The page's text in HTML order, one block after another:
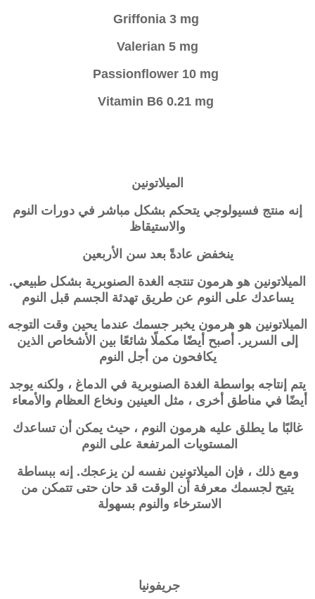
Valerian 5 mg
الميلاتونين
إنه منتج فسيولوجي يتحكم بشكل مباشر في دورات النوم
والاستيقاظ
ينخفض ​​عادةً بعد سن الأربعين
الميلاتونين هو هرمون تنتجه الغدة الصنوبرية بشكل طبيعي.
يساعدك على النوم عن طريق تهدئة الجسم قبل النوم
الميلاتونين هو هرمون يخبر جسمك عندما يحين وقت التوجه
إلى السرير. أصبح أيضًا مكملًا شائعًا بين الأشخاص الذين
يكافحون من أجل النوم
يتم إنتاجه بواسطة الغدة الصنوبرية في الدماغ ، ولكنه يوجد
أيضًا في مناطق أخرى ، مثل العينين ونخاع العظام والأمعاء
غالبًا ما يطلق عليه هرمون النوم ، حيث يمكن أن تساعدك
المستويات المرتفعة على النوم
ومع ذلك ، فإن الميلاتونين نفسه لن يزعجك. إنه ببساطة
يتيح لجسمك معرفة أن الوقت قد حان حتى تتمكن من
الاسترخاء والنوم بسهولة
جريفونيا